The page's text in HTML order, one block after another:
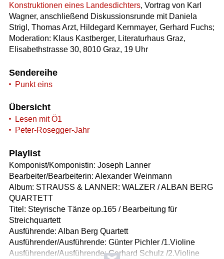
Konstruktionen eines Landesdichters, Vortrag von Karl
Wagner, anschließend Diskussionsrunde mit Daniela
Strigl, Thomas Arzt, Hildegard Kernmayer, Gerhard Fuchs;
Moderation: Klaus Kastberger, Literaturhaus Graz,
Elisabethstrasse 30, 8010 Graz, 19 Uhr
Sendereihe
Punkt eins
Übersicht
Lesen mit Ö1
Peter-Rosegger-Jahr
Playlist
Komponist/Komponistin: Joseph Lanner
Bearbeiter/Bearbeiterin: Alexander Weinmann
Album: STRAUSS & LANNER: WALZER / ALBAN BERG
QUARTETT
Titel: Steyrische Tänze op.165 / Bearbeitung für
Streichquartett
Ausführende: Alban Berg Quartett
Ausführender/Ausführende: Günter Pichler /1.Violine
Ausführender/Ausführende: Gerhard Schulz /2.Violine